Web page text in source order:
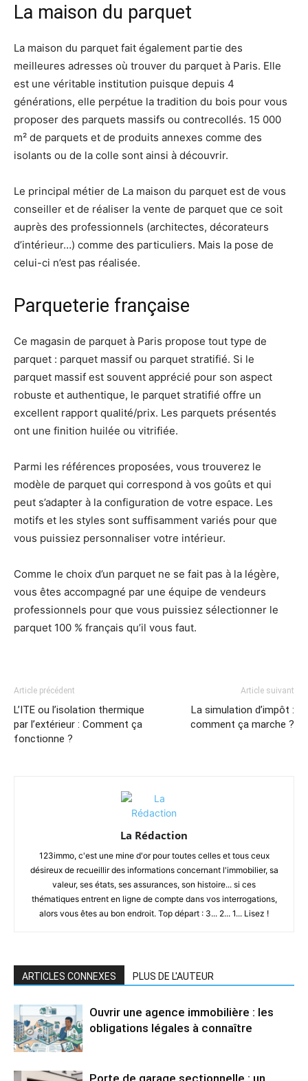
La maison du parquet
La maison du parquet fait également partie des
meilleures adresses où trouver du parquet à Paris. Elle
est une véritable institution puisque depuis 4
générations, elle perpétue la tradition du bois pour vous
proposer des parquets massifs ou contrecollés. 15 000
m² de parquets et de produits annexes comme des
isolants ou de la colle sont ainsi à découvrir.
Le principal métier de La maison du parquet est de vous
conseiller et de réaliser la vente de parquet que ce soit
auprès des professionnels (architectes, décorateurs
d’intérieur…) comme des particuliers. Mais la pose de
celui-ci n’est pas réalisée.
Parqueterie française
Ce magasin de parquet à Paris propose tout type de
parquet : parquet massif ou parquet stratifié. Si le
parquet massif est souvent apprécié pour son aspect
robuste et authentique, le parquet stratifié offre un
excellent rapport qualité/prix. Les parquets présentés
ont une finition huilée ou vitrifiée.
Parmi les références proposées, vous trouverez le
modèle de parquet qui correspond à vos goûts et qui
peut s’adapter à la configuration de votre espace. Les
motifs et les styles sont suffisamment variés pour que
vous puissiez personnaliser votre intérieur.
Comme le choix d’un parquet ne se fait pas à la légère,
vous êtes accompagné par une équipe de vendeurs
professionnels pour que vous puissiez sélectionner le
parquet 100 % français qu’il vous faut.
Article précédent
L’ITE ou l’isolation thermique
par l’extérieur : Comment ça
fonctionne ?
Article suivant
La simulation d’impôt :
comment ça marche ?
La Rédaction
123immo, c'est une mine d'or pour toutes celles et tous ceux
désireux de recueillir des informations concernant l'immobilier, sa
valeur, ses états, ses assurances, son histoire... si ces
thématiques entrent en ligne de compte dans vos interrogations,
alors vous êtes au bon endroit. Top départ : 3... 2... 1... Lisez !
ARTICLES CONNEXES PLUS DE L'AUTEUR
Ouvrir une agence immobilière : les
obligations légales à connaître
Porte de garage sectionnelle : un